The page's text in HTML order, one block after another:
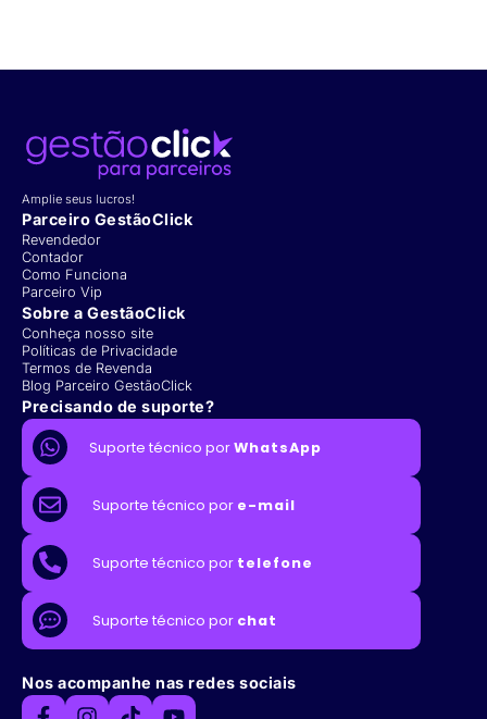
Amplie seus lucros!
Parceiro GestãoClick
Revendedor
Contador
Como Funciona
Parceiro Vip
Sobre a GestãoClick
Conheça nosso site
Políticas de Privacidade
Termos de Revenda
Blog Parceiro GestãoClick
Precisando de suporte?
Suporte técnico porWhatsApp
Suporte técnico por e-mail
Suporte técnico por telefone
Suporte técnico por chat
Nos acompanhe nas redes sociais